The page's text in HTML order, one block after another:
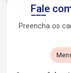
Fale
Preencha os